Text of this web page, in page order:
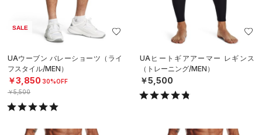
SALE
UAウーブン バレーショーツ（ライ
フスタイル/MEN）
￥3,850 30%OFF
￥5,500
UAヒートギアアーマー レギンス
（トレーニング/MEN）
￥5,500